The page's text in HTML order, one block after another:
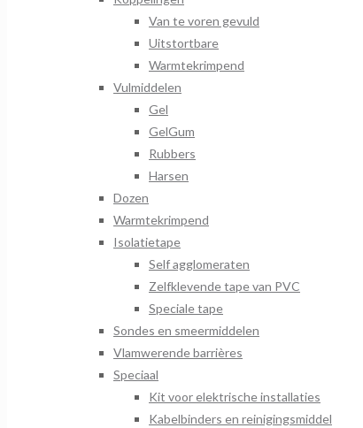
Van te voren gevuld
Uitstortbare
Warmtekrimpend
Vulmiddelen
Gel
GelGum
Rubbers
Harsen
Dozen
Warmtekrimpend
Isolatietape
Self agglomeraten
Zelfklevende tape van PVC
Speciale tape
Sondes en smeermiddelen
Vlamwerende barrières
Speciaal
Kit voor elektrische installaties
Kabelbinders en reinigingsmiddel